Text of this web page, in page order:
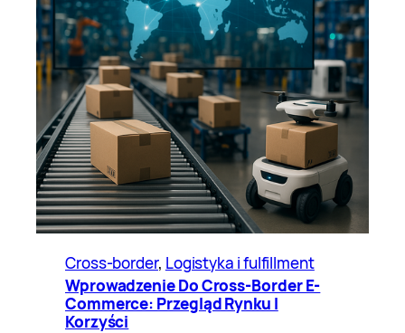
Cross-border, Logistyka i fulfillment
Wprowadzenie Do Cross-Border E-
Commerce: Przegląd Rynku I
Korzyści